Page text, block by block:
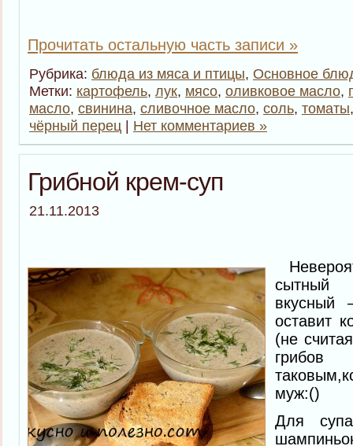
Прочитать остальную часть записи »
Рубрика: блюда из мяса и птицы, Основное
Метки: картофель, лук, мясо, оливковое масло,
масло, свинина, сливочное масло, соль, томаты
чёрный перец | Нет комментариев »
Грибной крем-суп
21.11.2013
сытный
оставит
(не
муж:()
Для